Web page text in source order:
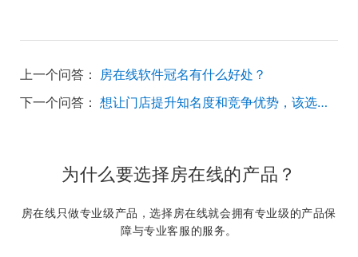
上一个问答： 房在线软件冠名有什么好处？
下一个问答：
想让门店提升知名度和竞争优势，该选择二手房管理系统？
为什么要选择房在线的产品？
房在线只做专业级产品，选择房在线就会拥有专业级的产品保
障与专业客服的服务。